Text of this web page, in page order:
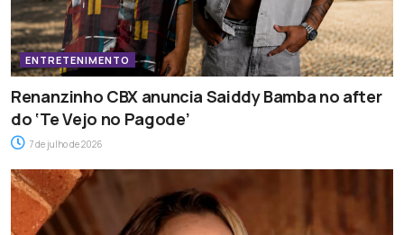
ENTRETENIMENTO
Renanzinho CBX anuncia Saiddy Bamba no after
do ‘Te Vejo no Pagode’
7 de julho de 2026